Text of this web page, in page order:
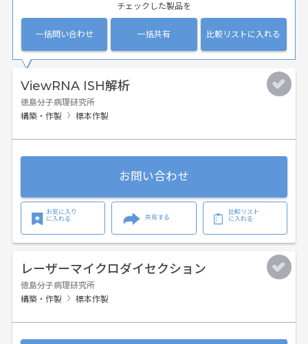
チェックした製品を
一括問い合わせ 一括共有 比較リストに入れる
ViewRNA ISH解析
徳島分子病理研究所
構築・作製
標本作製
お問い合わせ
お気に入り
に入れる
共有する
比較リスト
に入れる
レーザーマイクロダイセクション
徳島分子病理研究所
構築・作製
標本作製